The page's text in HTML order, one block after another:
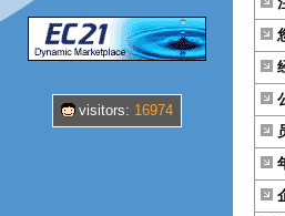
visitors: 16974